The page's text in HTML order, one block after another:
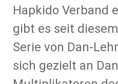
Hapkido Verband
gibt es seit
Serie von Dan-
sich gezielt an